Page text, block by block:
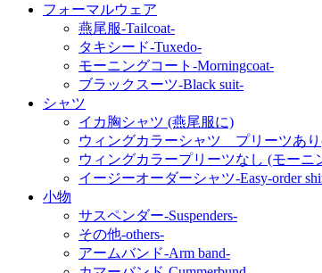
フォーマルウェア
燕尾服‐Tailcoat‐
タキシード‐Tuxedo‐
モーニングコート‐Morningcoat‐
ブラックスーツ‐Black suit‐
シャツ
イカ胸シャツ (燕尾服に)
ウィングカラーシャツ プリーツあ
ウィングカラープリーツなし (モー
イージーオーダーシャツ‐Easy-order
小物
サスペンダー‐Suspenders‐
その他‐others‐
アームバンド‐Arm band‐